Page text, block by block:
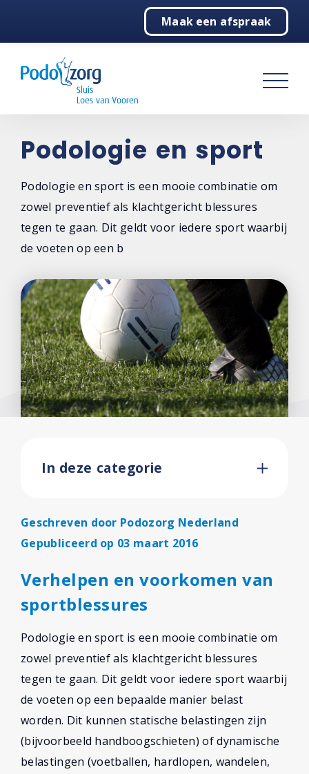
Maak een afspraak
Behandelingen
Vergoedingen
Over ons
Podologie en sport
Podologie en sport is een mooie combinatie om
zowel preventief als klachtgericht blessures
tegen te gaan. Dit geldt voor iedere sport waarbij
de voeten op een b
In deze categorie
Geschreven door Podozorg Nederland
Gepubliceerd op 03 maart 2016
Verhelpen en voorkomen van
sportblessures
Podologie en sport is een mooie combinatie om
zowel preventief als klachtgericht blessures
tegen te gaan. Dit geldt voor iedere sport waarbij
de voeten op een bepaalde manier belast
worden. Dit kunnen statische belastingen zijn
(bijvoorbeeld handboogschieten) of dynamische
belastingen (voetballen, hardlopen, wandelen,